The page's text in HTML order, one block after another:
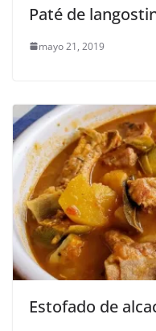
Paté de
mayo 21, 2019
Estofado de